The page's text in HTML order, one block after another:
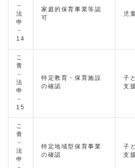
－
法
申
－
14
家庭的保育事業等認
可
児
こ
青
－
法
申
－
15
特定教育・保育施設
の確認
子
支
こ
青
－
法
申
特定地域型保育事業
の確認
子
支